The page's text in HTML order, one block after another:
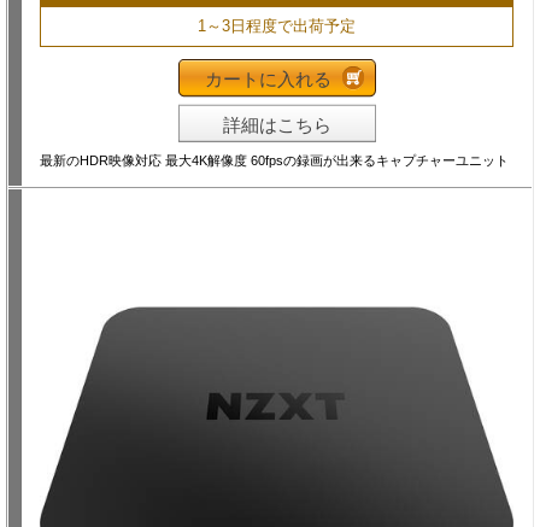
1～3日程度で出荷予定
カートに入れる
詳細はこちら
最新のHDR映像対応 最大4K解像度 60fpsの録画が出来るキャプチャーユニット